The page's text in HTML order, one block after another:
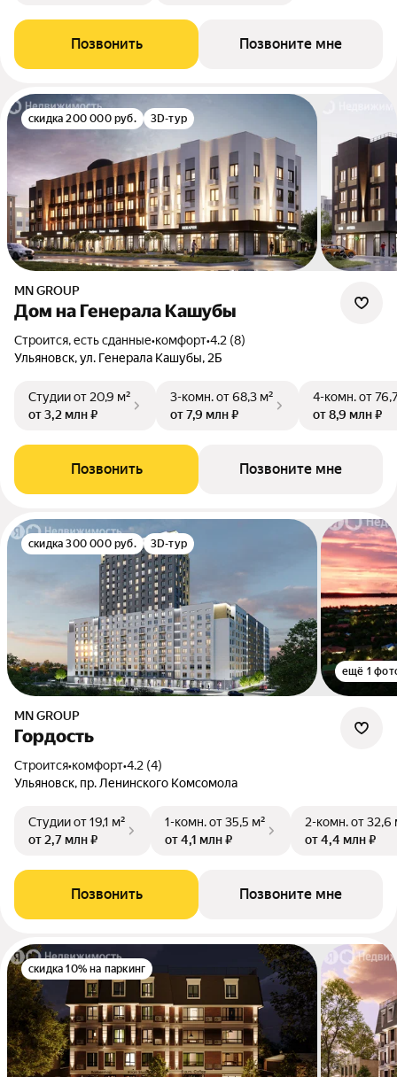
Позвонить Позвоните мне
скидка 200 000 руб. 3D-тур
MN GROUP
Дом на Генерала Кашубы
Строится, есть сданные•комфорт•4.2 (8)
Ульяновск, ул. Генерала Кашубы, 2Б
Студииот 20,9 м²
от 3,2 млн ₽
3-комн.от 68,3 м²
от 7,9 млн ₽
4-комн.от
от 8,9 млн ₽
Позвонить Позвоните мне
скидка 300 000 руб. 3D-тур
ещё 1
MN GROUP
Гордость
Строится•комфорт•4.2 (4)
Ульяновск, пр. Ленинского Комсомола
Студииот 19,1 м²
от 2,7 млн ₽
1-комн.от 35,5 м²
от 4,1 млн ₽
2-комн.от 32,6
от 4,4 млн ₽
Позвонить Позвоните мне
скидка 10% на паркинг